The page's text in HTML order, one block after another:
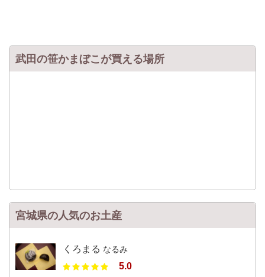
武田の笹かまぼこが買える場所
宮城県の人気のお土産
くろまる なるみ
5.0